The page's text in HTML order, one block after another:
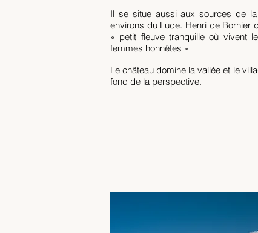
Il se situe aussi aux sources de
environs du Lude. Henri de Bornier
« petit fleuve tranquille où vivent
femmes honnêtes »
Le château domine la vallée et le
fond de la perspective.